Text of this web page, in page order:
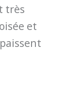
très
et